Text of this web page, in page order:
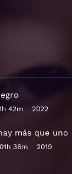
42m 2022
más que uno
01h 36m 2019